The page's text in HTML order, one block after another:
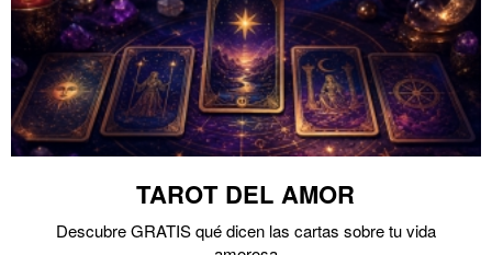
TAROT DEL AMOR
Descubre GRATIS qué dicen las cartas sobre tu vida